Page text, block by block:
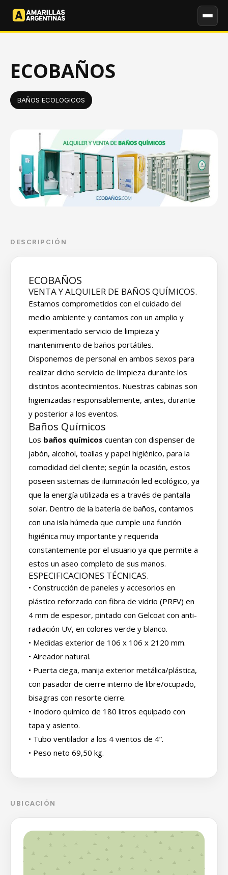
ECOBAÑOS
BAÑOS ECOLOGICOS
DESCRIPCIÓN
ECOBAÑOS
VENTA Y ALQUILER DE BAÑOS QUÍMICOS.
Estamos comprometidos con el cuidado del
medio ambiente y contamos con un amplio y
experimentado servicio de limpieza y
mantenimiento de baños portátiles.
Disponemos de personal en ambos sexos para
realizar dicho servicio de limpieza durante los
distintos acontecimientos. Nuestras cabinas son
higienizadas responsablemente, antes, durante
y posterior a los eventos.
Baños Químicos
Los baños químicos cuentan con dispenser de
jabón, alcohol, toallas y papel higiénico, para la
comodidad del cliente; según la ocasión, estos
poseen sistemas de iluminación led ecológico, ya
que la energía utilizada es a través de pantalla
solar. Dentro de la batería de baños, contamos
con una isla húmeda que cumple una función
higiénica muy importante y requerida
constantemente por el usuario ya que permite a
estos un aseo completo de sus manos.
ESPECIFICACIONES TÉCNICAS.
• Construcción de paneles y accesorios en
plástico reforzado con fibra de vidrio (PRFV) en
4 mm de espesor, pintado con Gelcoat con anti-
radiación UV, en colores verde y blanco.
• Medidas exterior de 106 x 106 x 2120 mm.
• Aireador natural.
• Puerta ciega, manija exterior metálica/plástica,
con pasador de cierre interno de libre/ocupado,
bisagras con resorte cierre.
• Inodoro químico de 180 litros equipado con
tapa y asiento.
• Tubo ventilador a los 4 vientos de 4”.
• Peso neto 69,50 kg.
UBICACIÓN